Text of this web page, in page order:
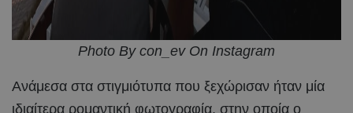
Photo By con_ev On Instagram
Ανάμεσα στα στιγμιότυπα που ξεχώρισαν ήταν μία
ιδιαίτερα ρομαντική φωτογραφία, στην οποία ο